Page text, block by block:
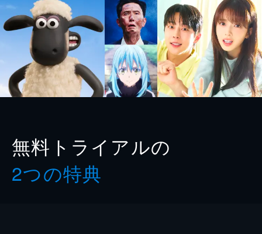
無料トライアルの
2つの特典